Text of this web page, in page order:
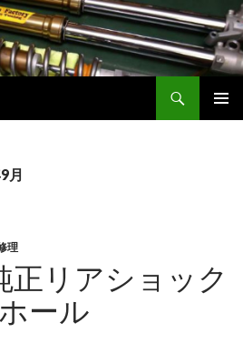
月
理
正リアショック
ール